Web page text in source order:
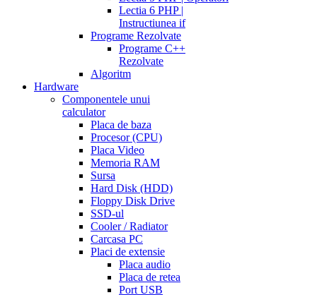
Lectia 6 PHP |
Instructiunea if
Programe Rezolvate
Programe C++
Rezolvate
Algoritm
Hardware
Componentele unui
calculator
Placa de baza
Procesor (CPU)
Placa Video
Memoria RAM
Sursa
Hard Disk (HDD)
Floppy Disk Drive
SSD-ul
Cooler / Radiator
Carcasa PC
Placi de extensie
Placa audio
Placa de retea
Port USB